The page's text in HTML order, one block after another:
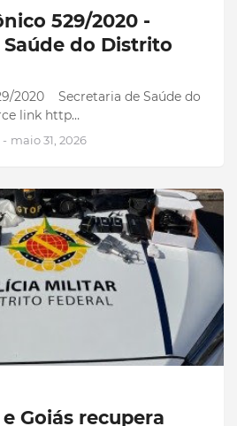
529/2020 -
do Distrito
2020 Secretaria de Saúde do
Distrito Federal Source link http…
- maio 31, 2026
Goiás recupera